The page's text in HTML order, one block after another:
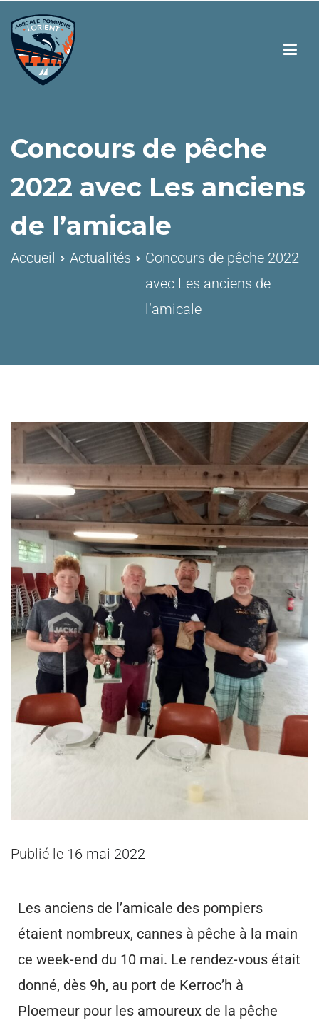
Concours de pêche
2022 avec Les anciens
de l’amicale
Accueil Actualités
Concours de pêche 2022
avec Les anciens de
l’amicale
Publié le 16 mai 2022
Les anciens de l’amicale des pompiers
étaient nombreux, cannes à pêche à la main
ce week-end du 10 mai. Le rendez-vous était
donné, dès 9h, au port de Kerroc’h à
Ploemeur pour les amoureux de la pêche